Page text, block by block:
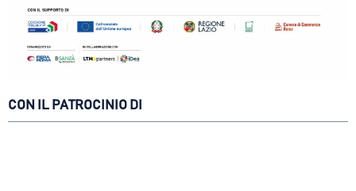
CON IL PATROCINIO DI